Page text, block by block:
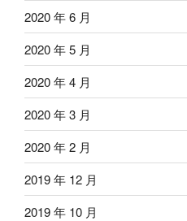
2020 年 6 月
2020 年 5 月
2020 年 4 月
2020 年 3 月
2020 年 2 月
2019 年 12 月
2019 年 10 月